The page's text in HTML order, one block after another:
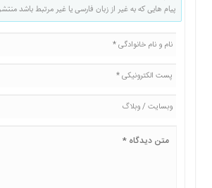
پیام هایی که به غیر از زبان فارسی یا غیر مرتبط باشد